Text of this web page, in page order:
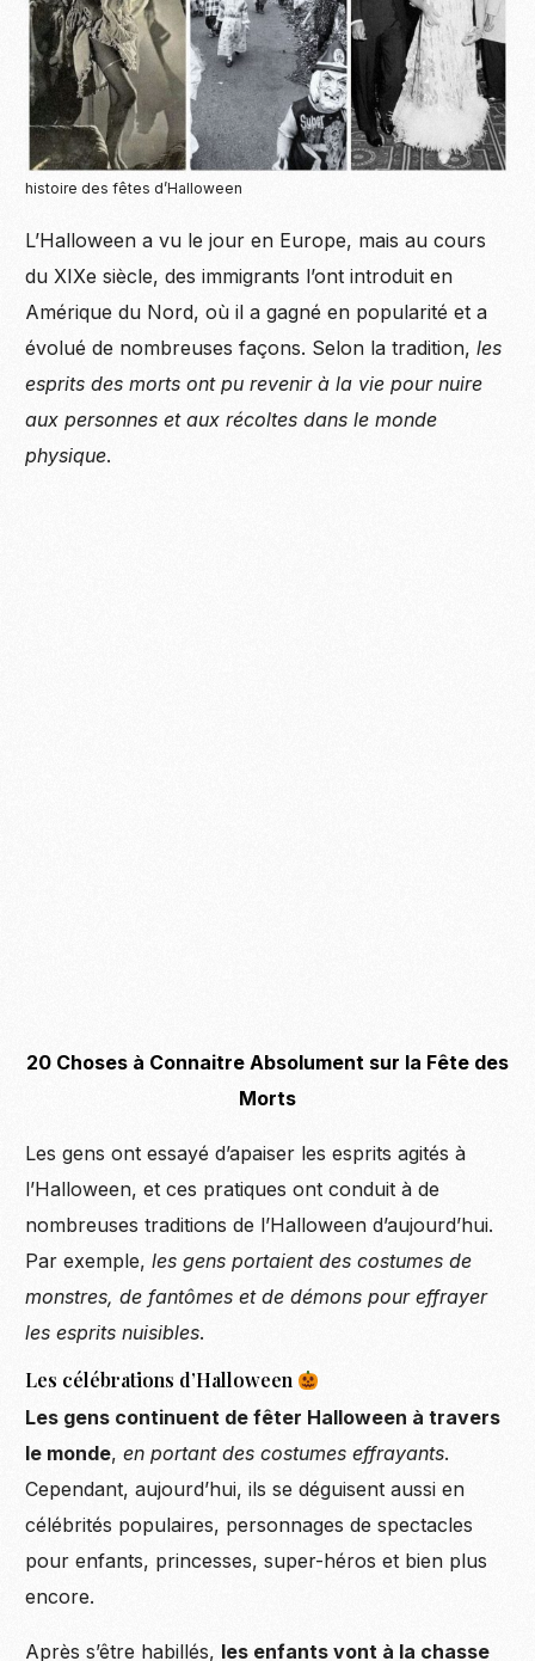
histoire des fêtes d’Halloween
L’Halloween a vu le jour en Europe, mais au cours
du XIXe siècle, des immigrants l’ont introduit en
Amérique du Nord, où il a gagné en popularité et a
évolué de nombreuses façons. Selon la tradition,les
esprits des morts ont pu revenir à la vie pour nuire
aux personnes et aux récoltes dans le monde
physique.
20 Choses à Connaitre Absolument sur la Fête des
Morts
Les gens ont essayé d’apaiser les esprits agités à
l’Halloween, et ces pratiques ont conduit à de
nombreuses traditions de l’Halloween d’aujourd’hui.
Par exemple,les gens portaient des costumes de
monstres, de fantômes et de démons pour effrayer
les esprits nuisibles.
Les célébrations d’Halloween
Les gens continuent de fêter Halloween à travers
le monde,en portant des costumes effrayants.
Cependant, aujourd’hui, ils se déguisent aussi en
célébrités populaires, personnages de spectacles
pour enfants, princesses, super-héros et bien plus
encore.
Après s’être habillés, les enfants vont à la chasse